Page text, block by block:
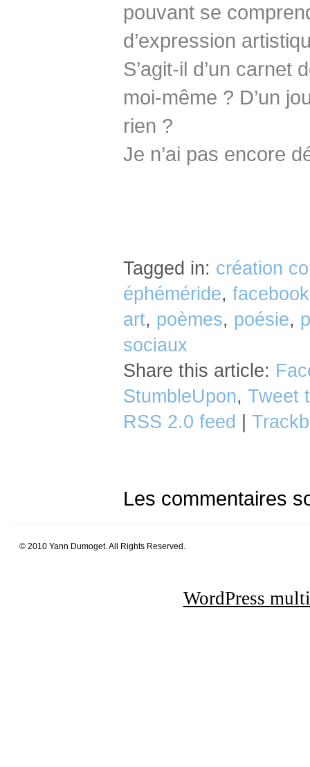
pouvant se
d’expression
S’agit-il d’un carnet
moi-même ? D’un
rien ?
Je n’ai pas encore
Tagged in: création
éphéméride, facebook
art, poèmes, poésie,
sociaux
Share this article:
StumbleUpon, Tweet
RSS 2.0 feed
Les commentaires
© 2010 Yann Dumoget. All Rights Reserved.
WordPress